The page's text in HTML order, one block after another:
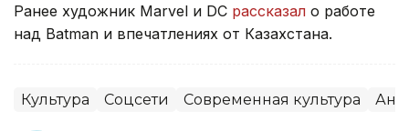
Ранее художник Marvel и DC рассказал о работе
над Batman и впечатлениях от Казахстана.
Культура Соцсети Современная культура